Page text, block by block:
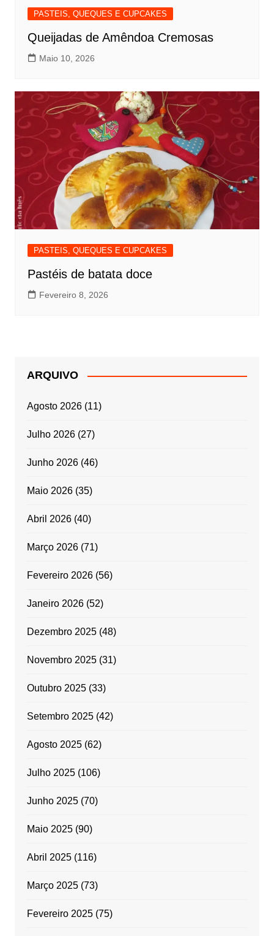
PASTEIS, QUEQUES E CUPCAKES
Queijadas de Amêndoa Cremosas
Maio 10, 2026
PASTEIS, QUEQUES E CUPCAKES
Pastéis de batata doce
Fevereiro 8, 2026
ARQUIVO
Agosto 2026(11)
Julho 2026(27)
Junho 2026(46)
Maio 2026(35)
Abril 2026(40)
Março 2026(71)
Fevereiro 2026(56)
Janeiro 2026(52)
Dezembro 2025(48)
Novembro 2025(31)
Outubro 2025(33)
Setembro 2025(42)
Agosto 2025(62)
Julho 2025(106)
Junho 2025(70)
Maio 2025(90)
Abril 2025(116)
Março 2025(73)
Fevereiro 2025(75)